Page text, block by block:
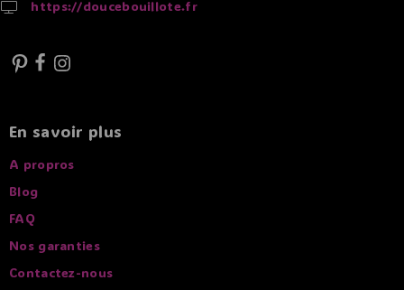
https://doucebouillote.fr
En savoir plus
A propros
Blog
FAQ
Nos garanties
Contactez-nous